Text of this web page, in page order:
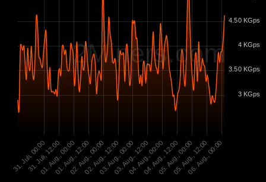
2Miners.com
31. Juli, 00:00
31. Juli, 12:00
01. Aug., 00:00
01. Aug., 12:00
02. Aug., 00:00
02. Aug., 12:00
03. Aug., 00:00
03. Aug., 12:00
04. Aug., 00:00
04. Aug., 12:00
05. Aug., 00:00
05. Aug., 12:00
06. Aug., 00:00
3 KGps
3.50 KGps
4 KGps
4.50 KGps